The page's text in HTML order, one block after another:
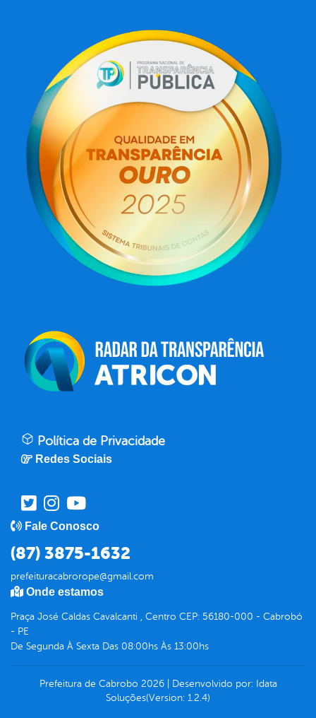
Política de Privacidade
Redes Sociais
Fale Conosco
(87) 3875-1632
prefeituracabrorope@gmail.com
Onde estamos
Praça José Caldas Cavalcanti , Centro CEP: 56180-000 - Cabrobó
- PE
De Segunda À Sexta Das 08:00hs Às 13:00hs
Prefeitura de Cabrobo 2026| Desenvolvido por: Idata
Soluções(Version: 1.2.4)